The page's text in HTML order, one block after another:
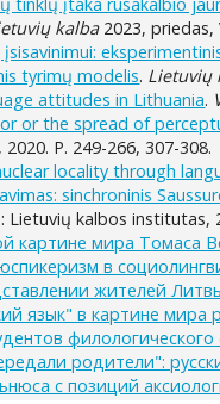
kalba2023, priedas,
tyrimų modelis. Lietuvių
attitudes in Lithuania.
or the spread of
P. 249-266, 307-308.
locality through
sinchroninis
: Lietuvių kalbos institutas,
картине мира Томаса
в
жителей
язык" в картине
родители":
с позиций